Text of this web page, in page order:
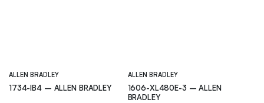
ALLEN BRADLEY
1734-IB4 – ALLEN BRADLEY
ALLEN BRADLEY
1606-XL480E-3 – ALLEN
BRADLEY